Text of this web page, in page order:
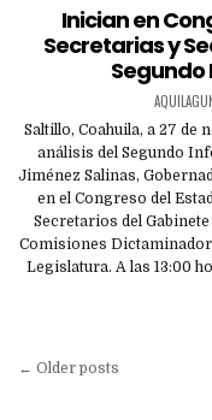
in
Inician en
Secretarias y
Segundo
Saltillo, Coahuila, a 27 de
análisis del Segundo
Jiménez Salinas,
en el Congreso del
Secretarios del
Comisiones
Legislatura. A las 13:00
Navegación
← Older posts